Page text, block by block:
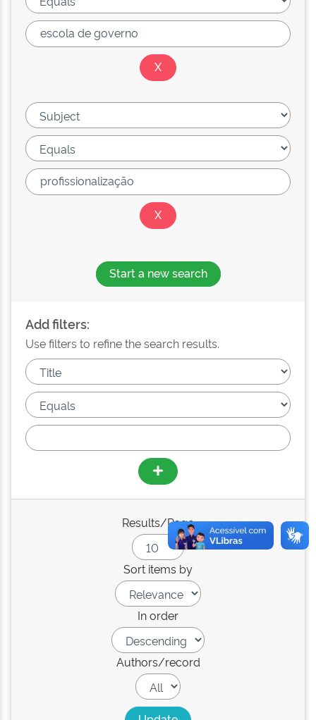
Start a new search
Add filters:
Use filters to refine the search results.
Results/Page
Sort items by
In order
Authors/record